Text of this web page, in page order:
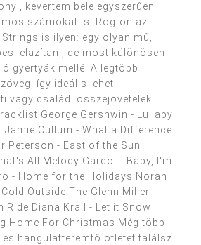
kevertem bele egyszerűen
számokat is. Rögtön az
is ilyen: egy olyan mű,
lelazítani, de most különösen
gyertyák mellé. A legtöbb
így ideális lehet
vagy családi összejövetelek
George Gershwin - Lullaby
Cullum - What a Difference
Peterson - East of the Sun
All Melody Gardot - Baby, I'm
- Home for the Holidays Norah
Outside The Glenn Miller
Ride Diana Krall - Let it Snow
Home For Christmas Még több
és hangulatteremtő ötletet találsz